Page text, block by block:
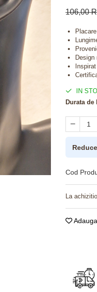
106,00
IN
Durata de
Cod
La